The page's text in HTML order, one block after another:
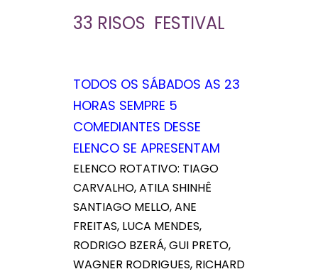
33 RISOS FESTIVAL
TODOS OS SÁBADOS AS 23
HORAS SEMPRE 5
COMEDIANTES DESSE
ELENCO SE APRESENTAM
ELENCO ROTATIVO: TIAGO
CARVALHO, ATILA SHINHÊ
SANTIAGO MELLO, ANE
FREITAS, LUCA MENDES,
RODRIGO BZERÁ, GUI PRETO,
WAGNER RODRIGUES, RICHARD